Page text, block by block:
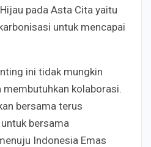
pada Asta Cita yaitu
untuk mencapai
ini tidak mungkin
kolaborasi.
bersama terus
bersama
Indonesia Emas